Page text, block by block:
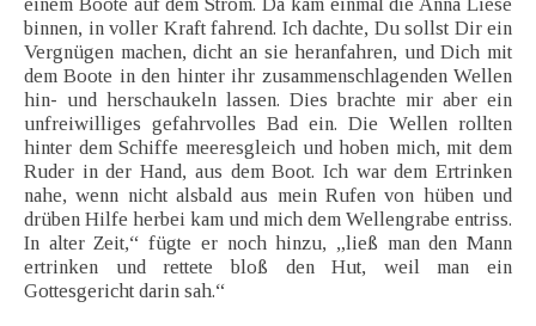
einem Boote auf dem Strom. Da kam einmal die Anna Liese
binnen, in voller Kraft fahrend. Ich dachte, Du sollst Dir ein
Vergnügen machen, dicht an sie heranfahren, und Dich mit
dem Boote in den hinter ihr zusammenschlagenden Wellen
hin- und herschaukeln lassen. Dies brachte mir aber ein
unfreiwilliges gefahrvolles Bad ein. Die Wellen rollten
hinter dem Schiffe meeresgleich und hoben mich, mit dem
Ruder in der Hand, aus dem Boot. Ich war dem Ertrinken
nahe, wenn nicht alsbald aus mein Rufen von hüben und
drüben Hilfe herbei kam und mich dem Wellengrabe entriss.
In alter Zeit,“ fügte er noch hinzu, „ließ man den Mann
ertrinken und rettete bloß den Hut, weil man ein
Gottesgericht darin sah.“